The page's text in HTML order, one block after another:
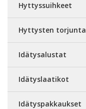
Hyttyssuihkeet
Hyttysten torjunta
Idätysalustat
Idätyslaatikot
Idätyspakkaukset